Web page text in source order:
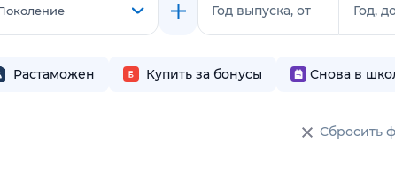
Год выпуска, от Год,
Растаможен Купить за бонусы Снова в
Сбросить